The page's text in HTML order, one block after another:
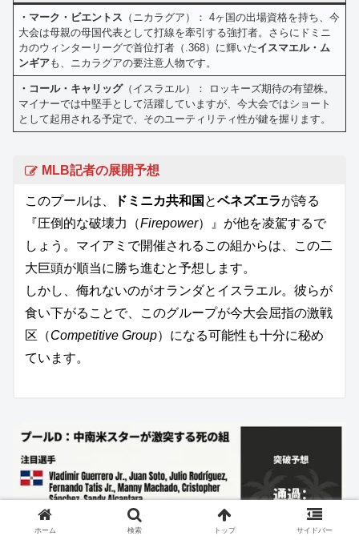
・マーク・ビエントス （ニカラグア）： 4ヶ国の出場資格を持ち、今
大会は母親の母国代表として打線を牽引する強打者。さらにドミニ
カのウィンターリーグで首位打者（.368）に輝いたイスマエル・ム
ンギアも、ニカラグアの要注意人物です。
・コール・キャリッグ（イスラエル）： ロッキーズ期待の有望株。
マイナーでは中堅手として活躍していますが、今大会ではショート
として起用される予定で、そのユーティリティ性が鍵を握ります。
MLB記者の展開予想
このプールは、 ドミニカ共和国 とベネズエラが誇る
『圧倒的な破壊力（Firepower）』が他を凌駕するで
しょう。マイアミで開催されるこの組からは、この二
大巨頭が順当に勝ち進むと予想します。
しかし、侮れないのがオランダとイスラエル。彼らが
食い下がることで、このグループが今大会屈指の激戦
区（Competitive Group）になる可能性も十分に秘め
ています。
ホーム 検索 トップ サイドバー